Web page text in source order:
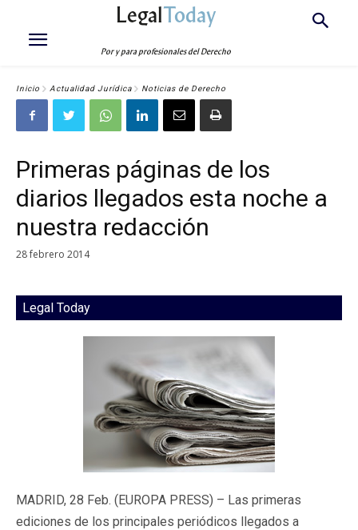
LegalToday
Por y para profesionales del Derecho
Inicio Actualidad Jurídica Noticias de Derecho
Primeras páginas de los
diarios llegados esta noche a
nuestra redacción
28 febrero 2014
Legal Today
MADRID, 28 Feb. (EUROPA PRESS) – Las primeras
ediciones de los principales periódicos llegados a